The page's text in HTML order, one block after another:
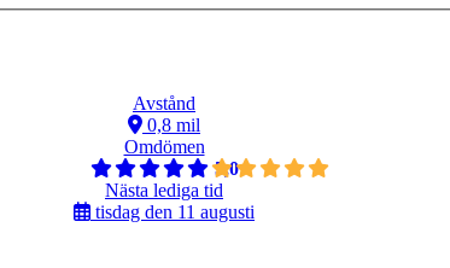
Avstånd
0,8 mil
Omdömen
5,0
Nästa lediga tid
tisdag den 11 augusti